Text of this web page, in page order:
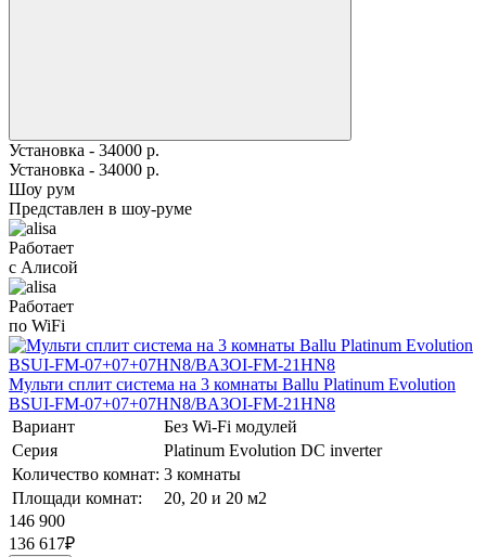
Установка - 34000 р.
Установка - 34000 р.
Шоу рум
Представлен в шоу-руме
Работает
с Алисой
Работает
по WiFi
Мульти сплит система на 3 комнаты Ballu Platinum Evolution
BSUI-FM-07+07+07HN8/BA3OI-FM-21HN8
Вариант
Без Wi-Fi модулей
Серия
Platinum Evolution DC inverter
Количество комнат: 3 комнаты
Площади комнат:
20, 20 и 20 м2
146 900
136 617₽